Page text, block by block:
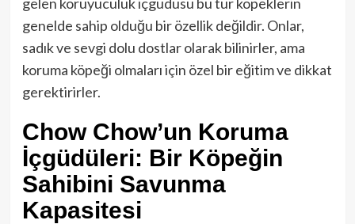
genelde sahip olduğu bir özellik değildir. Onlar,
sadık ve sevgi dolu dostlar olarak bilinirler, ama
koruma köpeği olmaları için özel bir eğitim ve dikkat
gerektirirler.
Chow Chow’un Koruma
İçgüdüleri: Bir Köpeğin
Sahibini Savunma
Kapasitesi